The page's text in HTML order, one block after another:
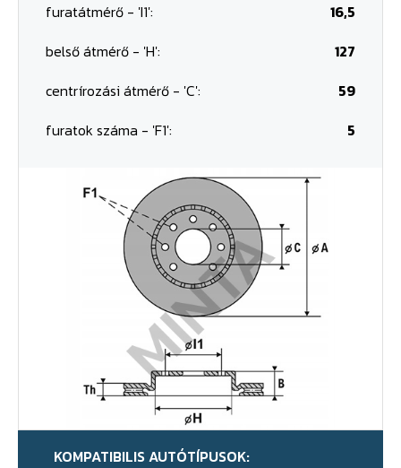
furatátmérő - 'I1':
16,5
belső átmérő - 'H':
127
centrírozási átmérő - 'C':
59
furatok száma - 'F1':
5
KOMPATIBILIS AUTÓTÍPUSOK: